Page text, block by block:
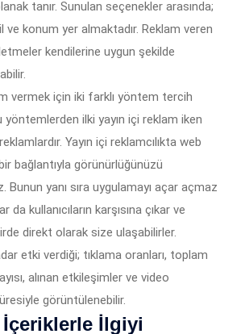
tanır. Sunulan seçenekler arasında;
ve konum yer almaktadır. Reklam veren
kendilerine uygun şekilde
vermek için iki farklı yöntem tercih
yöntemlerden ilki yayın içi reklam iken
Yayın içi reklamcılıkta web
bağlantıyla görünürlüğünüzü
Bunun yanı sıra uygulamayı açar açmaz
da kullanıcıların karşısına çıkar ve
direkt olarak size ulaşabilirler.
etki verdiği; tıklama oranları, toplam
alınan etkileşimler ve video
görüntülenebilir.
İlgiyi